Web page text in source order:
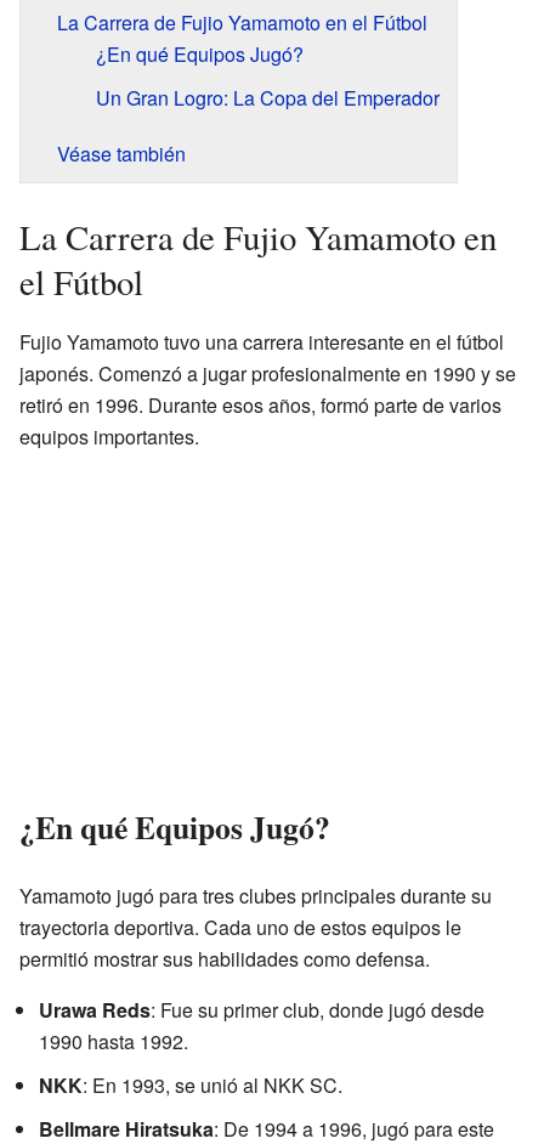
La Carrera de Fujio Yamamoto en el Fútbol
¿En qué Equipos Jugó?
Un Gran Logro: La Copa del Emperador
Véase también
La Carrera de Fujio Yamamoto en
el Fútbol
Fujio Yamamoto tuvo una carrera interesante en el fútbol
japonés. Comenzó a jugar profesionalmente en 1990 y se
retiró en 1996. Durante esos años, formó parte de varios
equipos importantes.
¿En qué Equipos Jugó?
Yamamoto jugó para tres clubes principales durante su
trayectoria deportiva. Cada uno de estos equipos le
permitió mostrar sus habilidades como defensa.
Urawa Reds: Fue su primer club, donde jugó desde
1990 hasta 1992.
NKK: En 1993, se unió al NKK SC.
Bellmare Hiratsuka: De 1994 a 1996, jugó para este